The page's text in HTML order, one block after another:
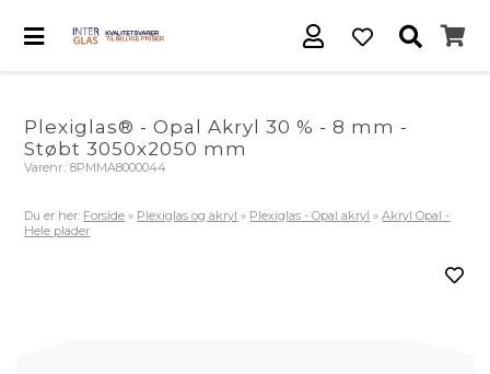
Plexiglas® - Opal Akryl 30 % - 8 mm -
Støbt 3050x2050 mm
Varenr.:8PMMA8000044
Du er her: Forside » Plexiglas og akryl » Plexiglas - Opal akryl »Akryl Opal -
Hele plader